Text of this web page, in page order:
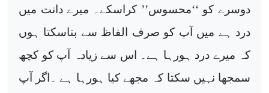
دوسرے کو ‘‘محسوس’’ کراسکے۔ میرے دانت میں
درد ہے میں آپ کو صرف الفاظ سے بتاسکتا ہوں
کہ میرے درد ہورہا ہے۔ اس سے زیادہ آپ کو کچھ
سمجھا نہیں سکتا کہ مجھے کیا ہورہا ہے ۔اگر آپ